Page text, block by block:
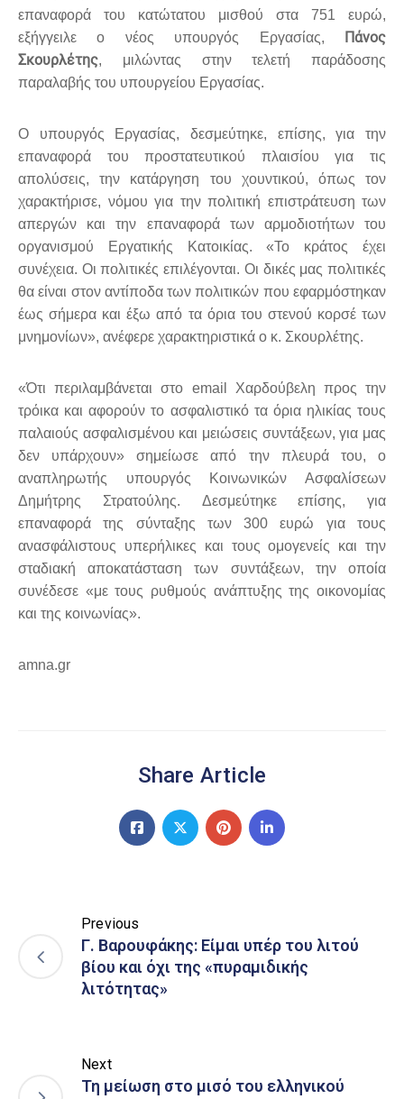
επαναφορά του κατώτατου μισθού στα 751 ευρώ,
εξήγγειλε ο νέος υπουργός Εργασίας, Πάνος
Σκουρλέτης, μιλώντας στην τελετή παράδοσης
παραλαβής του υπουργείου Εργασίας.
Ο υπουργός Εργασίας, δεσμεύτηκε, επίσης, για την
επαναφορά του προστατευτικού πλαισίου για τις
απολύσεις, την κατάργηση του χουντικού, όπως τον
χαρακτήρισε, νόμου για την πολιτική επιστράτευση των
απεργών και την επαναφορά των αρμοδιοτήτων του
οργανισμού Εργατικής Κατοικίας.«Το κράτος έχει
συνέχεια. Οι πολιτικές επιλέγονται. Οι δικές μας πολιτικές
θα είναι στον αντίποδα των πολιτικών που εφαρμόστηκαν
έως σήμερα και έξω από τα όρια του στενού κορσέ των
μνημονίων», ανέφερε χαρακτηριστικά ο κ. Σκουρλέτης.
«Ότι περιλαμβάνεται στο email Χαρδούβελη προς την
τρόικα και αφορούν το ασφαλιστικό τα όρια ηλικίας τους
παλαιούς ασφαλισμένου και μειώσεις συντάξεων, για μας
δεν υπάρχουν»σημείωσε από την πλευρά του, ο
αναπληρωτής υπουργός Κοινωνικών Ασφαλίσεων
Δημήτρης Στρατούλης. Δεσμεύτηκε επίσης, για
επαναφορά της σύνταξης των 300 ευρώ για τους
ανασφάλιστους υπερήλικες και τους ομογενείς και την
σταδιακή αποκατάσταση των συντάξεων, την οποία
συνέδεσε «με τους ρυθμούς ανάπτυξης της οικονομίας
και της κοινωνίας».
amna.gr
Share Article
Previous
Γ. Βαρουφάκης: Είμαι υπέρ του λιτού
βίου και όχι της «πυραμιδικής
λιτότητας»
Next
Τη μείωση στο μισό του ελληνικού